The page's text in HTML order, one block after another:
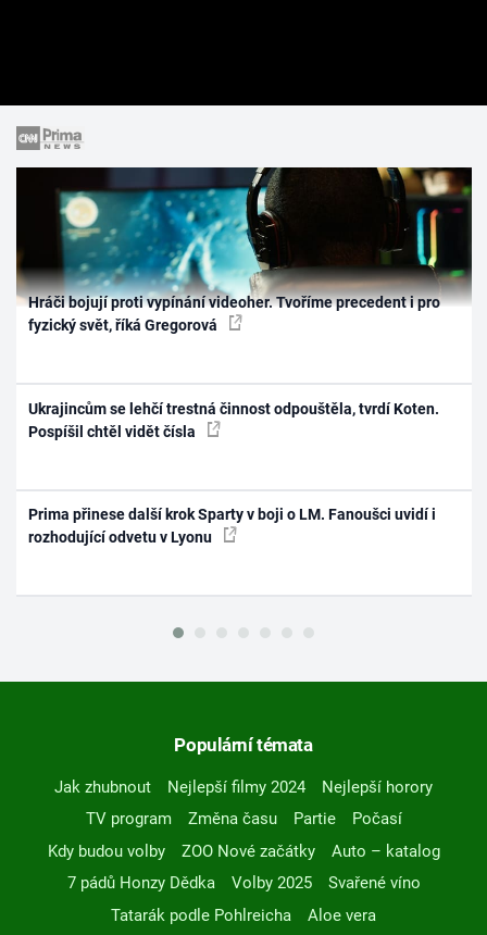
Hráči bojují proti vypínání videoher. Tvoříme precedent i pro
fyzický svět, říká Gregorová
Ukrajincům se lehčí trestná činnost odpouštěla, tvrdí Koten.
Pospíšil chtěl vidět čísla
Prima přinese další krok Sparty v boji o LM. Fanoušci uvidí i
rozhodující odvetu v Lyonu
Populární témata
Jak zhubnout Nejlepší filmy 2024
Nejlepší horory
TV program
Změna času Partie
Počasí
Kdy budou volby
ZOO Nové začátky
Auto – katalog
7 pádů Honzy Dědka
Volby 2025
Svařené víno
Tatarák podle Pohlreicha
Aloe vera